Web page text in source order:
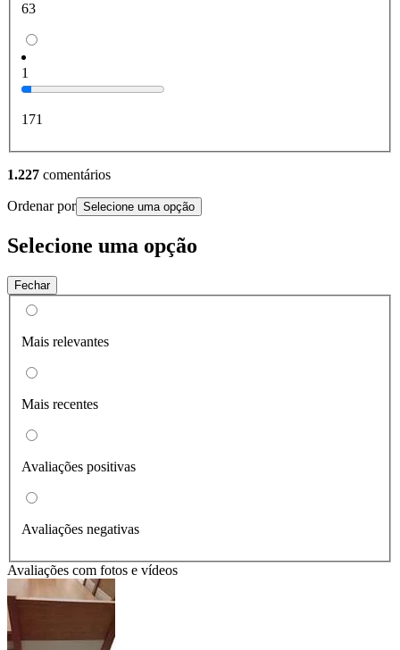
63
1
171
1.227 comentários
Ordenar por Selecione uma opção
Selecione uma opção
Fechar
Mais relevantes
Mais recentes
Avaliações positivas
Avaliações negativas
Avaliações com fotos e vídeos